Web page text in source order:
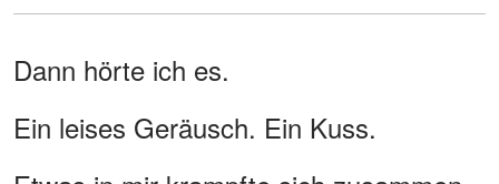
Dann hörte ich es.
Ein leises Geräusch. Ein Kuss.